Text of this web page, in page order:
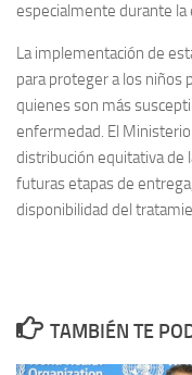
especialmente durante la
La implementación de
para proteger a los niños
quienes son más
enfermedad. El
distribución equitativa de
futuras etapas de
disponibilidad del
TAMBIÉN TE